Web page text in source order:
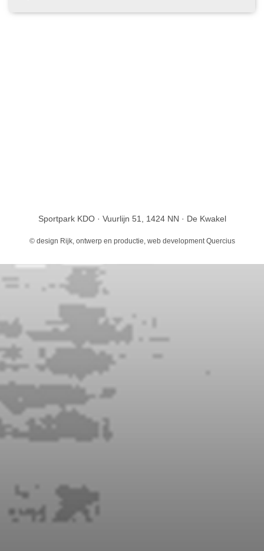
Sportpark KDO · Vuurlijn 51, 1424 NN · De Kwakel
© design Rijk, ontwerp en productie , web development Quercius